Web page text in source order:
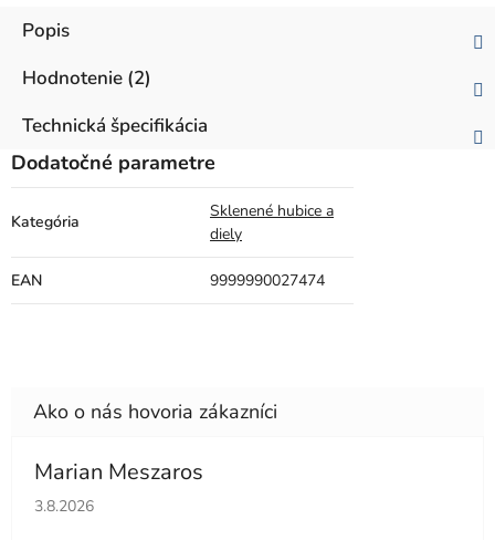
Popis
Hodnotenie (2)
Technická špecifikácia
Dodatočné parametre
Kategória
Sklenené hubice a
diely
EAN 9999990027474
Marian Meszaros
Hodnotenie obchodu je 5 z 5 hviezdičiek.
3.8.2026